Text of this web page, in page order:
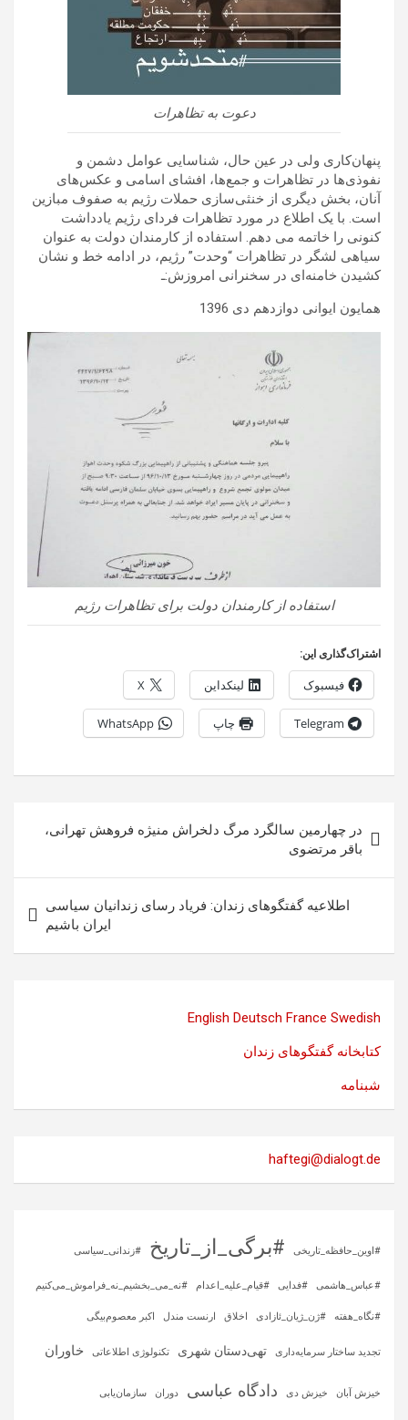
دعوت به تظاهرات
پنهان‌کاری ولی در عین حال، شناسایی عوامل دشمن و
نفوذی‌ها در تظاهرات و جمع‌ها، افشای اسامی و عکس‌های
آنان، بخش دیگری از خنثی‌سازی حملات رژیم به صفوف مبازین
است. با یک اطلاع در مورد تظاهرات فردای رژیم یادداشت
کنونی را خاتمه می دهم. استفاده از کارمندان دولت به عنوان
سیاهی لشگر در تظاهرات “وحدت” رژیم، در ادامه خط و نشان
کشیدن خامنه‌ای در سخنرانی امروزش:ـ
همایون ایوانی دوازدهم دی 1396
استفاده از کارمندان دولت برای تظاهرات رژیم
اشتراک‌گذاری این:
فیسبوک لینکداین X
Telegram چاپ WhatsApp
نوشته
در چهارمین سالگرد مرگ دلخراش منیژه فروهش تهرانی،
باقر مرتضوی
اطلاعیه گفتگوهای زندان: فریاد رسای زندانیان سیاسی
ایران باشیم
English Deutsch France Swedish
کتابخانه گفتگوهای زندان
شبنامه
haftegi@dialogt.de
#اوین_حافظه_تاریخی #برگی_از_تاریخ #زندانی_سیاسی
#عباس_هاشمی #فدایی #قیام_علیه_اعدام #نه_می_بخشیم_نه_فراموش_می‌کنیم
#نگاه_هفته #ژن_ژیان_ئازادی اخلاق ارنست مندل اکبر معصوم‌بیگی
تجدید ساختار سرمایه‌داری تهی‌دستان شهری تکنولوژی اطلاعاتی خاوران
خیزش آبان خیزش دی دادگاه عباسی دوران سازمان‌یابی